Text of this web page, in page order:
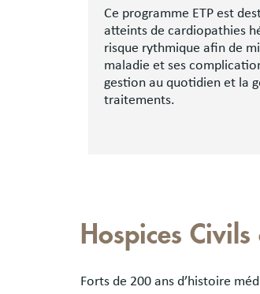
Ce programme ETP est
atteints de cardiopathies
risque rythmique afin de
maladie et ses
gestion au quotidien et la
traitements.
Hospices Civils
Forts de 200 ans d’histoire